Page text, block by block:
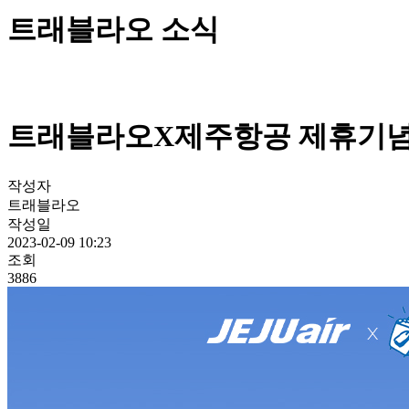
트래블라오 소식
트래블라오X제주항공 제휴기
작성자
트래블라오
작성일
2023-02-09 10:23
조회
3886